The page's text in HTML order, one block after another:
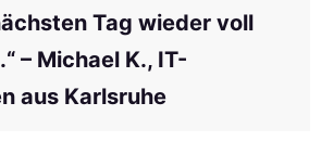
Tag wieder voll
– Michael K., IT-
aus Karlsruhe